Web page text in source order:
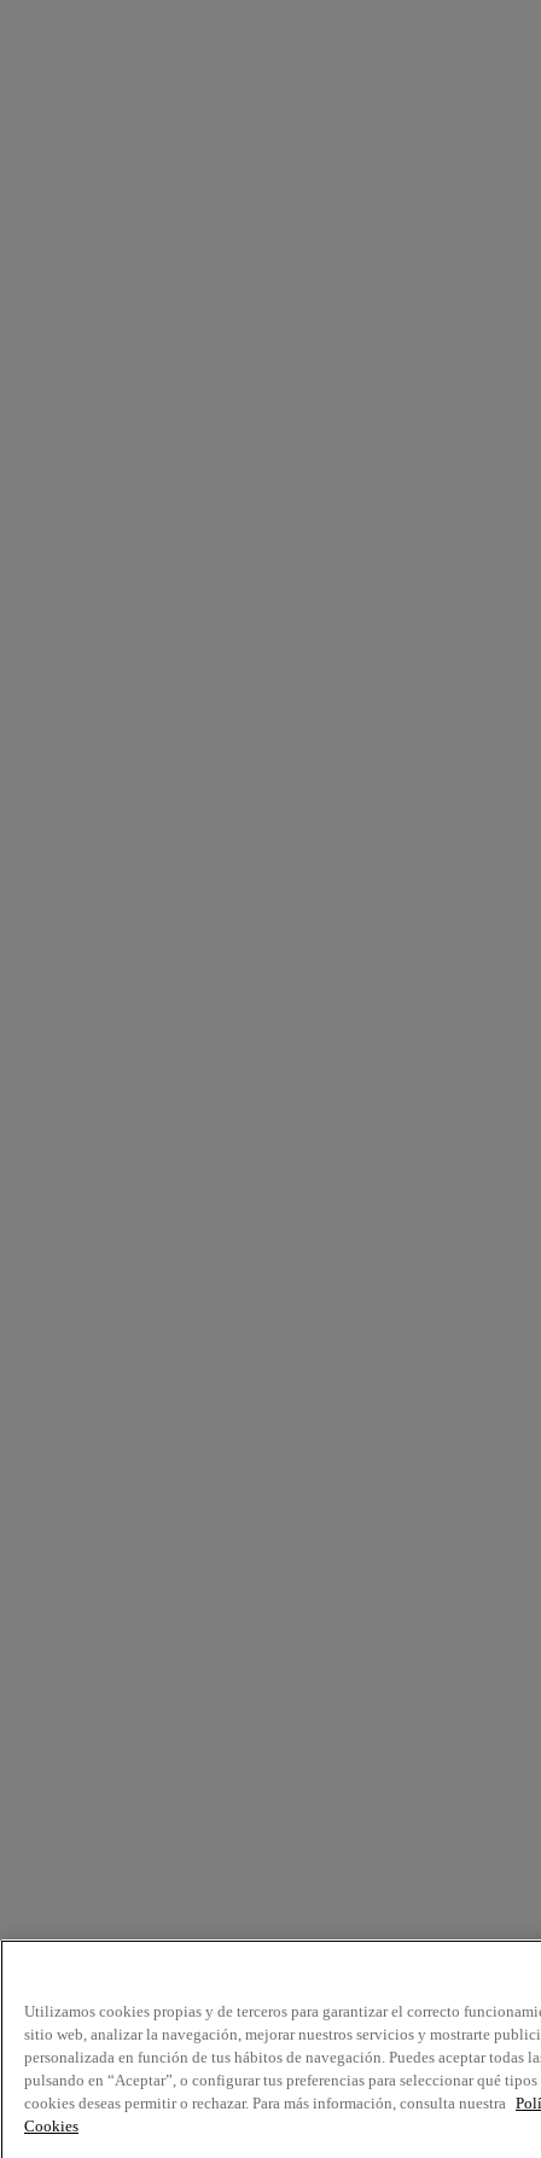
Utilizamos cookies propias y de terceros para garantizar el correcto
sitio web, analizar la navegación, mejorar nuestros servicios y mostrarte
personalizada en función de tus hábitos de navegación. Puedes aceptar todas
pulsando en “Aceptar”, o configurar tus preferencias para seleccionar qué tipos
cookies deseas permitir o rechazar. Para más información, consulta nuestra
Cookies